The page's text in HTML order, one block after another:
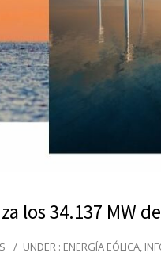
los 34.137 MW
/ UNDER : ENERGÍA EÓLICA,